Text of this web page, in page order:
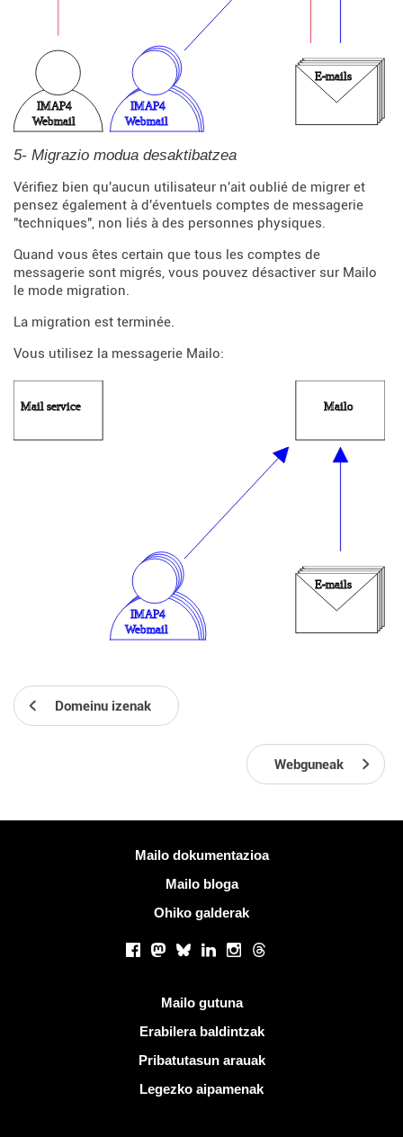
5- Migrazio modua desaktibatzea
Vérifiez bien qu'aucun utilisateur n'ait oublié de migrer et
pensez également à d'éventuels comptes de messagerie
"techniques", non liés à des personnes physiques.
Quand vous êtes certain que tous les comptes de
messagerie sont migrés, vous pouvez désactiver sur Mailo
le mode migration.
La migration est terminée.
Vous utilisez la messagerie Mailo:
Domeinu izenak
Webguneak
Mailo dokumentazioa
Mailo bloga
Ohiko galderak
Facebook
Mastodon
BlueskyLinkedInInstagram
Threads
Mailo gutuna
Erabilera baldintzak
Pribatutasun arauak
Legezko aipamenak